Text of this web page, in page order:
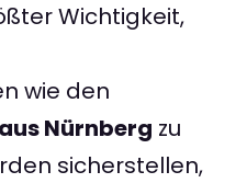
Wichtigkeit,
wie den
Nürnberg zu
sicherstellen,